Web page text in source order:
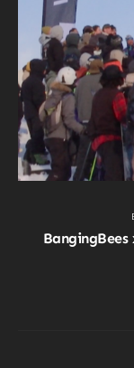
BangingBees